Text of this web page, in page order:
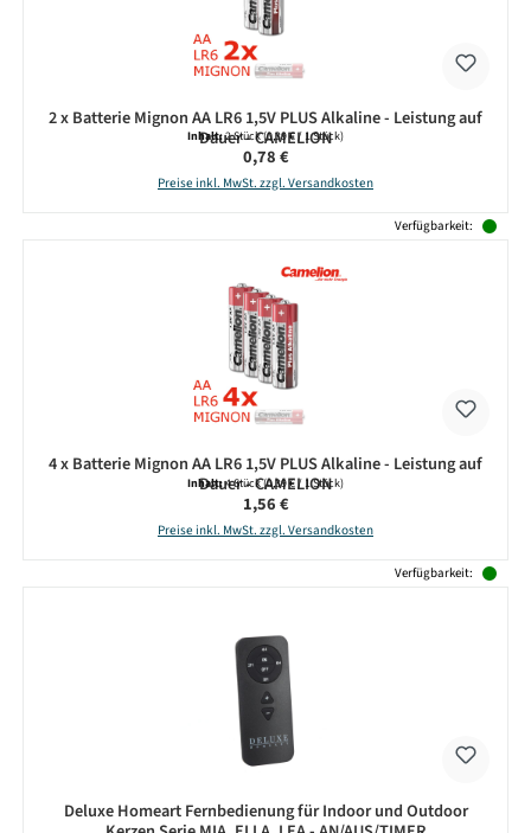
2 x Batterie Mignon AA LR6 1,5V PLUS Alkaline - Leistung auf
Dauer - CAMELION
Inhalt:2 Stück(0,39 € / 1 Stück)
Regulärer Preis:
0,78 €
Preise inkl. MwSt. zzgl. Versandkosten
Verfügbarkeit:
4 x Batterie Mignon AA LR6 1,5V PLUS Alkaline - Leistung auf
Dauer - CAMELION
Inhalt:4 Stück(0,39 € / 1 Stück)
Regulärer Preis:
1,56 €
Preise inkl. MwSt. zzgl. Versandkosten
Verfügbarkeit:
Deluxe Homeart Fernbedienung für Indoor und Outdoor